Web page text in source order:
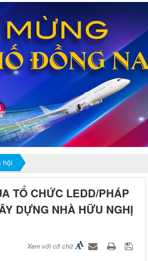
hội
TỔ CHỨC LEDD/PHÁP
DỰNG NHÀ HỮU NGHỊ
Xem với cỡ chữ